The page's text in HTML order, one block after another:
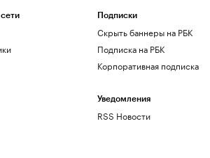
Подписки
Скрыть баннеры на РБК
Подписка на РБК
Корпоративная подписка
Уведомления
RSS Новости